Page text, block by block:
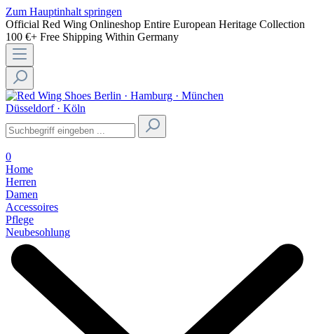
Zum Hauptinhalt springen
Official Red Wing Onlineshop Entire European Heritage Collection
100 €+ Free Shipping Within Germany
Berlin · Hamburg · München
Düsseldorf · Köln
0
Home
Herren
Damen
Accessoires
Pflege
Neubesohlung